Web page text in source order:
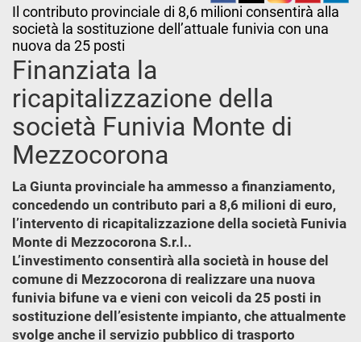
Il contributo provinciale di 8,6 milioni consentirà alla
società la sostituzione dell’attuale funivia con una
nuova da 25 posti
Finanziata la
ricapitalizzazione della
società Funivia Monte di
Mezzocorona
La Giunta provinciale ha ammesso a finanziamento,
concedendo un contributo pari a 8,6 milioni di euro,
l’intervento di ricapitalizzazione della società Funivia
Monte di Mezzocorona S.r.l..
L’investimento consentirà alla società in house del
comune di Mezzocorona di realizzare una nuova
funivia bifune va e vieni con veicoli da 25 posti in
sostituzione dell’esistente impianto, che attualmente
svolge anche il servizio pubblico di trasporto